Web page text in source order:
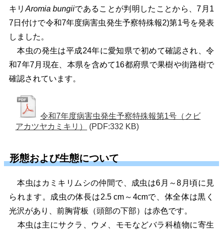
キリ Aromia bungiiであることが判明したことから、7月1
7日付けで令和7年度病害虫発生予察特殊報2)第1号を発表
しました。
本虫の発生は平成24年に愛知県で初めて確認され、令
和7年7月現在、本県を含めて16都府県で果樹や街路樹で
確認されています。
令和7年度病害虫発生予察特殊報第1号（クビ
アカツヤカミキリ）
(PDF:332 KB)
形態および生態について
本虫はカミキリムシの仲間で、成虫は6月～8月頃に見
られます。成虫の体長は2.5 cm～4cmで、体全体は黒く
光沢があり、前胸背板（頭部の下部）は赤色です。
本虫は主にサクラ、ウメ、モモなどバラ科植物に寄生